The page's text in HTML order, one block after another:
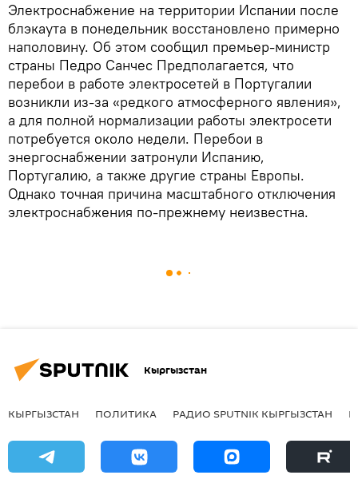
Электроснабжение на территории Испании после
блэкаута в понедельник восстановлено примерно
наполовину. Об этом сообщил премьер-министр
страны Педро Санчес Предполагается, что
перебои в работе электросетей в Португалии
возникли из-за «редкого атмосферного явления»,
а для полной нормализации работы электросети
потребуется около недели. Перебои в
энергоснабжении затронули Испанию,
Португалию, а также другие страны Европы.
Однако точная причина масштабного отключения
электроснабжения по-прежнему неизвестна.
Кыргызстан
КЫРГЫЗСТАН ПОЛИТИКА РАДИО SPUTNIK КЫРГЫЗСТАН